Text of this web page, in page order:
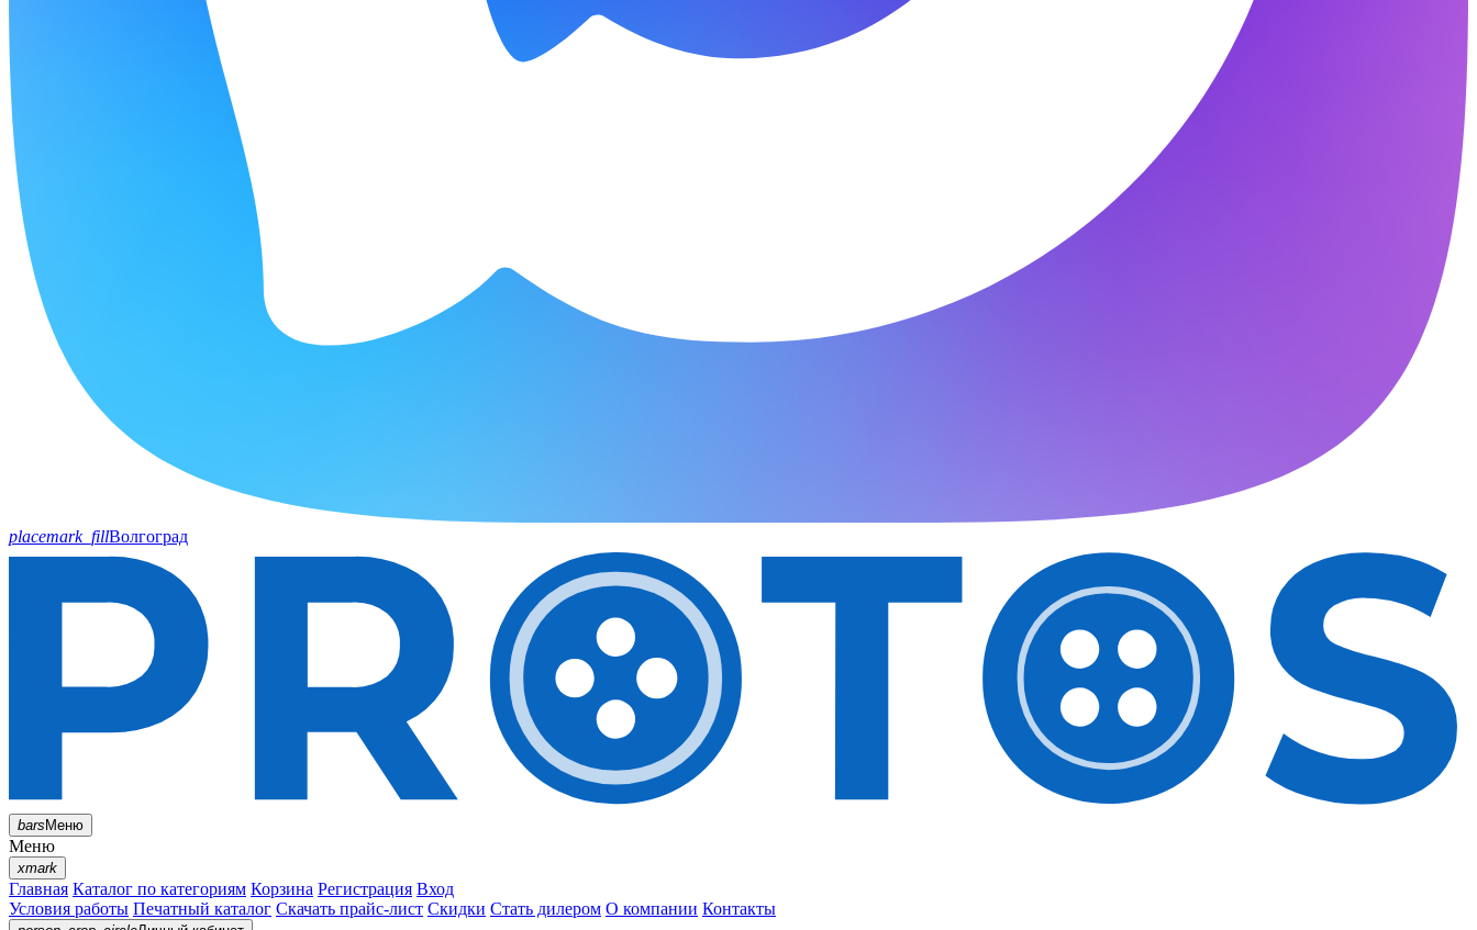
placemark_fillВолгоград
barsМеню
Меню
xmark
Главная Каталог по категориям Корзина Регистрация Вход
Условия работы Печатный каталог Скачать прайс-лист Скидки Стать дилером О компании Контакты